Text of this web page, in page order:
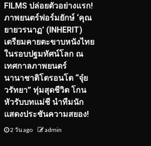
FILMS ปล่อยตัวอย่างแรก!
ภาพยนตร์ฟอร์มยักษ์ ‘คุณ
ยายวรนาฏ’ (INHERIT)
เตรียมคายตะขาบหนังไทย
ในรอบปฐมทัศน์โลก ณ
เทศกาลภาพยนตร์
นานาชาติโตรอนโต “จุ๋ย
วรัทยา” ทุ่มสุดชีวิต โกน
หัวรับบทแม่ชี นำทีมนัก
แสดงประชันความสยอง!
2 วัน ago admin